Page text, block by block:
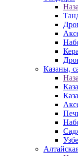
Казаны,